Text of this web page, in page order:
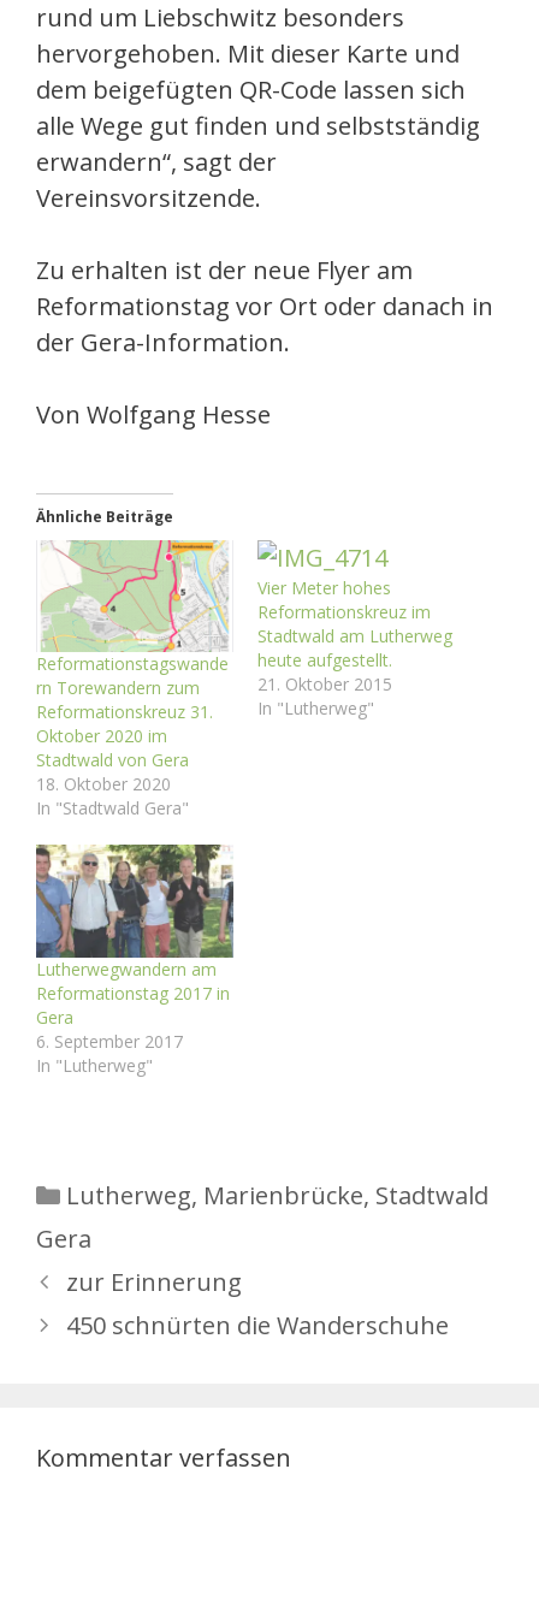
rund um Liebschwitz besonders
hervorgehoben. Mit dieser Karte und
dem beigefügten QR-Code lassen sich
alle Wege gut finden und selbstständig
erwandern“, sagt der
Vereinsvorsitzende.
Zu erhalten ist der neue Flyer am
Reformationstag vor Ort oder danach in
der Gera-Information.
Von Wolfgang Hesse
Ähnliche Beiträge
Reformationstagswande
rn Torewandern zum
Reformationskreuz 31.
Oktober 2020 im
Stadtwald von Gera
18. Oktober 2020
In "Stadtwald Gera"
Vier Meter hohes
Reformationskreuz im
Stadtwald am Lutherweg
heute aufgestellt.
21. Oktober 2015
In "Lutherweg"
Lutherwegwandern am
Reformationstag 2017 in
Gera
6. September 2017
In "Lutherweg"
Kategorien
Lutherweg, Marienbrücke, Stadtwald
Gera
zur Erinnerung
450 schnürten die Wanderschuhe
Kommentar verfassen